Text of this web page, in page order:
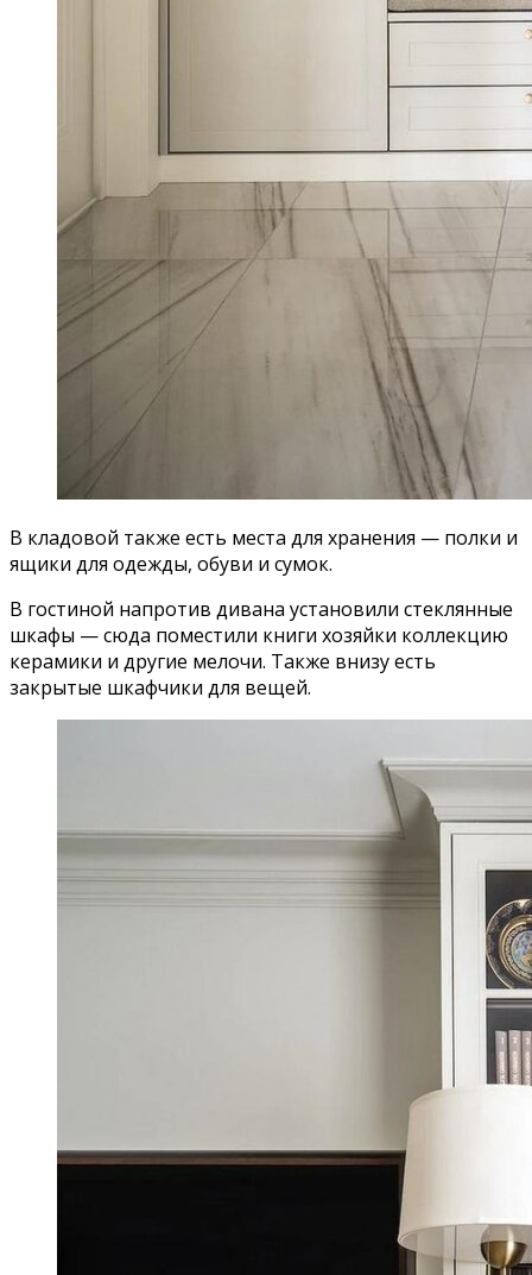
В кладовой также есть места для хранения — полки и
ящики для одежды, обуви и сумок.
В гостиной напротив дивана установили стеклянные
шкафы — сюда поместили книги хозяйки коллекцию
керамики и другие мелочи. Также внизу есть
закрытые шкафчики для вещей.